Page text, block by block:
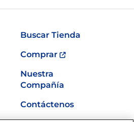
Buscar Tienda
Comprar
Nuestra
Compañía
Contáctenos